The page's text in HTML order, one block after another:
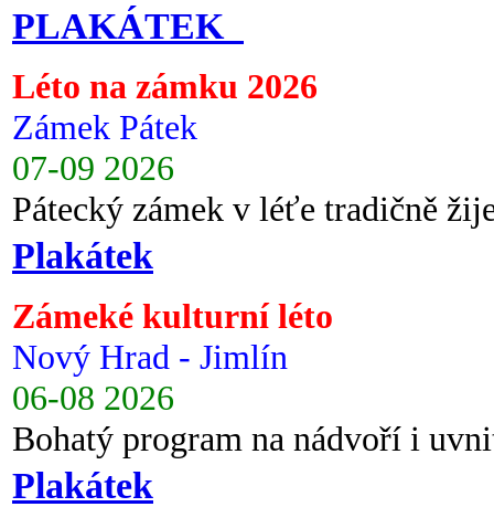
PLAKÁTEK
Léto na zámku 2026
Zámek Pátek
07-09 2026
Pátecký zámek v léťe tradičně
Plakátek
Zámeké kulturní léto
Nový Hrad - Jimlín
06-08 2026
Bohatý program na nádvoří i
Plakátek